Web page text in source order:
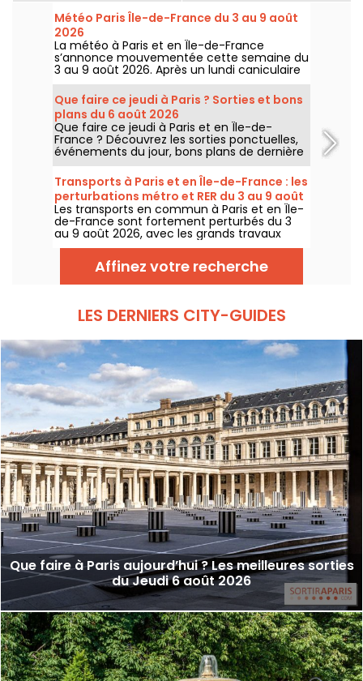
Météo Paris Île-de-France du 3 au 9 août
2026
La météo à Paris et en Île-de-France
s’annonce mouvementée cette semaine du
3 au 9 août 2026. Après un lundi caniculaire
marqué par un risque d’orages, les
températures vont progressivement baisser
avant le retour d’un temps plus chaud et
ensoleillé pour le week-end.
Que faire ce jeudi à Paris ? Sorties et bons
plans du 6 août 2026
Que faire ce jeudi à Paris et en Île-de-
France ? Découvrez les sorties ponctuelles,
événements du jour, bons plans de dernière
minute et idées à ne pas manquer ce jeudi
6 août 2026.
Transports à Paris et en Île-de-France : les
perturbations métro et RER du 3 au 9 août
2026
Les transports en commun à Paris et en Île-
de-France sont fortement perturbés du 3
au 9 août 2026, avec les grands travaux
d'été qui impactent très durement
certaines lignes, selon la RATP et SNCF.
Affinez votre recherche
LES DERNIERS CITY-GUIDES
Que faire à Paris aujourd’hui ? Les meilleures sorties
du Jeudi 6 août 2026